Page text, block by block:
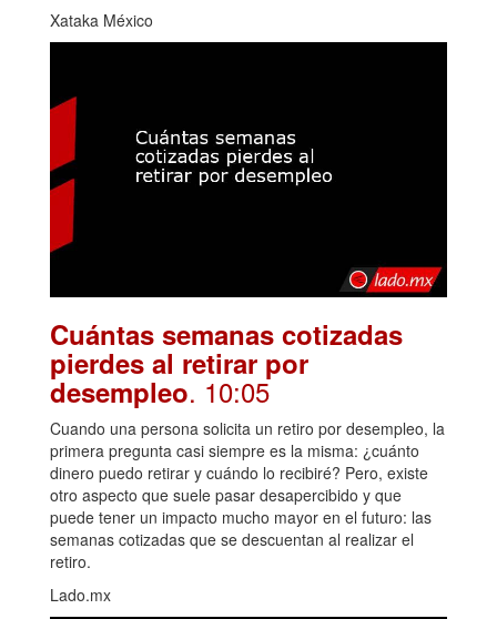
Xataka México
Cuántas semanas cotizadas
pierdes al retirar por
desempleo. 10:05
Cuando una persona solicita un retiro por desempleo, la
primera pregunta casi siempre es la misma: ¿cuánto
dinero puedo retirar y cuándo lo recibiré? Pero, existe
otro aspecto que suele pasar desapercibido y que
puede tener un impacto mucho mayor en el futuro: las
semanas cotizadas que se descuentan al realizar el
retiro.
Lado.mx